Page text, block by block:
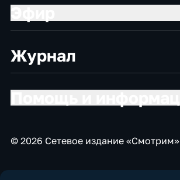
Журнал
© 2026 Сетевое издание «Смотрим»